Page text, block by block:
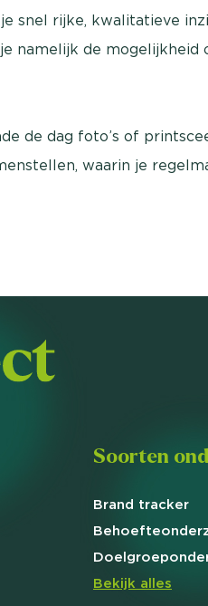
snel rijke, kwalitatieve
namelijk de mogelijkheid
de dag foto’s of
waarin je
Soorten
Brand tracker
Behoefte
Doelgroep
Bekijk alles